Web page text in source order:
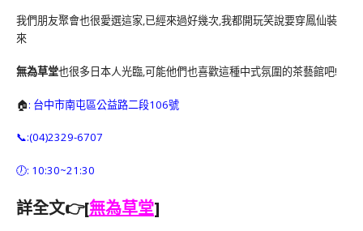
我們朋友聚會也很愛選這家,已經來過好幾次,我都開玩笑說要穿鳳仙裝
來
無為草堂也很多日本人光臨,可能他們也喜歡這種中式氛圍的茶藝館吧!
🏠: 台中市南屯區公益路二段106號
📞:(04)2329-6707
🕖: 10:30~21:30
詳全文👉[無為草堂]